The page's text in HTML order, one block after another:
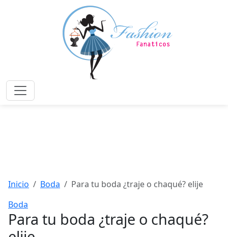
Menú
Inicio Boda
Para tu boda ¿traje o chaqué? elije
Boda
Para tu boda ¿traje o chaqué?